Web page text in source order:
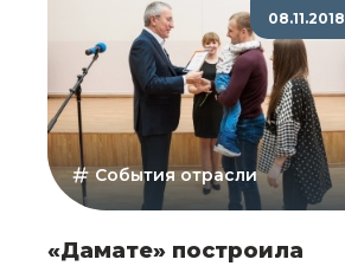
08.11.2018
События отрасли
«Дамате» построила